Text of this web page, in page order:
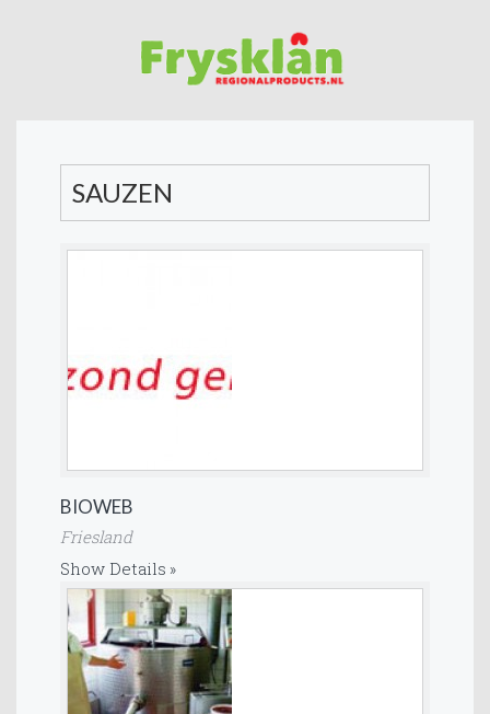
SAUZEN
BIOWEB
Friesland
Show Details